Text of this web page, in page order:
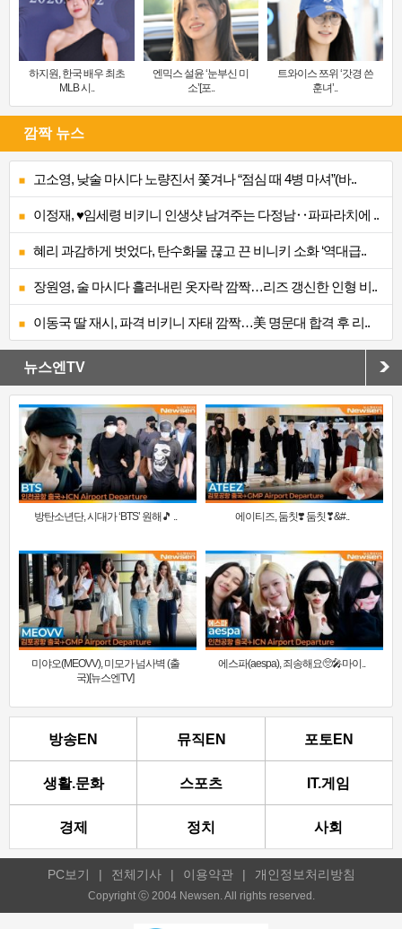
하지원, 한국 배우 최초
MLB 시..
엔믹스 설윤 ‘눈부신 미
소’[포..
트와이스 쯔위 ‘갓경 쓴
훈녀’..
깜짝 뉴스
고소영, 낮술 마시다 노량진서 쫓겨나 “점심 때 4병 마셔”(바..
이정재, ♥임세령 비키니 인생샷 남겨주는 다정남‥파파라치에 ..
혜리 과감하게 벗었다, 탄수화물 끊고 끈 비니키 소화 ‘역대급..
장원영, 술 마시다 흘러내린 옷자락 깜짝…리즈 갱신한 인형 비..
이동국 딸 재시, 파격 비키니 자태 깜짝…美 명문대 합격 후 리..
뉴스엔TV
방탄소년단, 시대가 ‘BTS’ 원해🎵 .. 에이티즈, 둠칫❣️ 둠칫❣&#..
미야오(MEOVV), 미모가 넘사벽 (출
국)[뉴스엔TV]
에스파(aespa), 죄송해요🥺🎤마이..
방송EN 뮤직EN 포토EN
생활.문화 스포츠 IT.게임
경제 정치 사회
PC보기 | 전체기사 | 이용약관 | 개인정보처리방침
Copyright ⓒ 2004 Newsen. All rights reserved.